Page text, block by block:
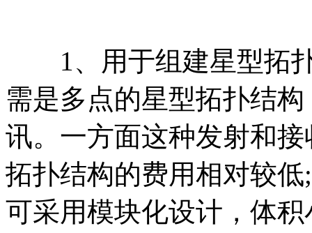
1、用于组建星型拓扑
需是多点的星型拓扑结
讯。一方面这种发射和
拓扑结构的费用相对较
可采用模块化设计，体